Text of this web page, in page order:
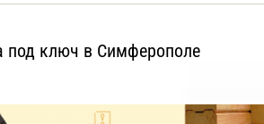
под ключ в Симферополе